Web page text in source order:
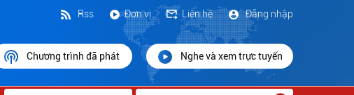
Đăng nhập
Liên hệ
Đơn vị
Rss
Chương trình đã phát Nghe và xem trực tuyến